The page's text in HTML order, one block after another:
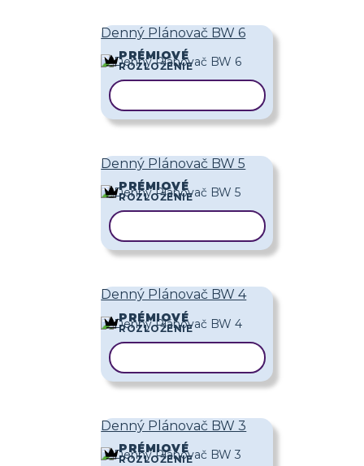
Denný Plánovač BW 6
PRÉMIOVÉ
ROZLOŽENIE
Denný Plánovač BW 5
PRÉMIOVÉ
ROZLOŽENIE
Denný Plánovač BW 4
PRÉMIOVÉ
ROZLOŽENIE
Denný Plánovač BW 3
PRÉMIOVÉ
ROZLOŽENIE